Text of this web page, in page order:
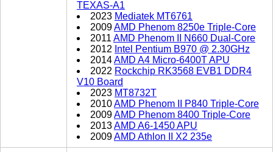
TEXAS-A1
2023 Mediatek MT6761
2009AMD Phenom 8250e Triple-Core
2011AMD Phenom II N660 Dual-Core
2012 Intel Pentium B970 @ 2.30GHz
2014AMD A4 Micro-6400T APU
2022 Rockchip RK3568 EVB1 DDR4
V10 Board
2023 MT8732T
2010AMD Phenom II P840 Triple-Core
2009AMD Phenom 8400 Triple-Core
2013AMD A6-1450 APU
2009AMD Athlon II X2 235e